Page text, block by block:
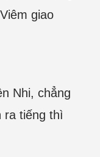
giao
Nhi, chẳng
ra tiếng thì